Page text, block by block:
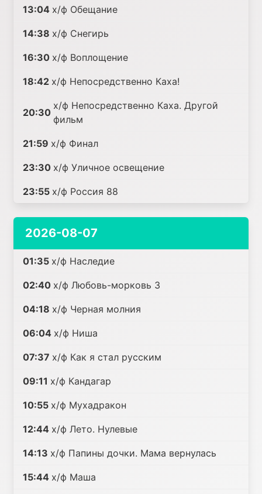
13:04 х/ф Обещание
14:38 х/ф Снегирь
16:30 х/ф Воплощение
18:42 х/ф Непосредственно Каха!
20:30
х/ф Непосредственно Каха. Другой
фильм
21:59 х/ф Финал
23:30 х/ф Уличное освещение
23:55 х/ф Россия 88
2026-08-07
01:35 х/ф Наследие
02:40 х/ф Любовь-морковь 3
04:18 х/ф Черная молния
06:04 х/ф Ниша
07:37 х/ф Как я стал русским
09:11 х/ф Кандагар
10:55 х/ф Мухадракон
12:44 х/ф Лето. Нулевые
14:13 х/ф Папины дочки. Мама вернулась
15:44 х/ф Маша